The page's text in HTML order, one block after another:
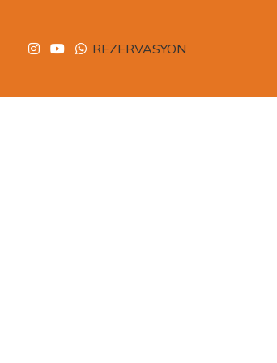
REZERVASYON